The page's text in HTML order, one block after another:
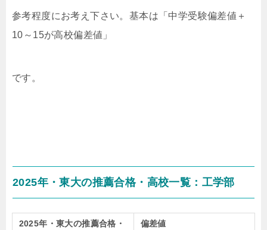
参考程度にお考え下さい。基本は「中学受験偏差値＋
10～15が高校偏差値」
です。
2025年・東大の推薦合格・高校一覧：工学部
2025年・東大の推薦合格・
偏差値